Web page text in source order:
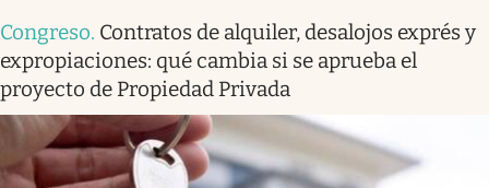
Congreso. Contratos de alquiler, desalojos exprés y
expropiaciones: qué cambia si se aprueba el
proyecto de Propiedad Privada